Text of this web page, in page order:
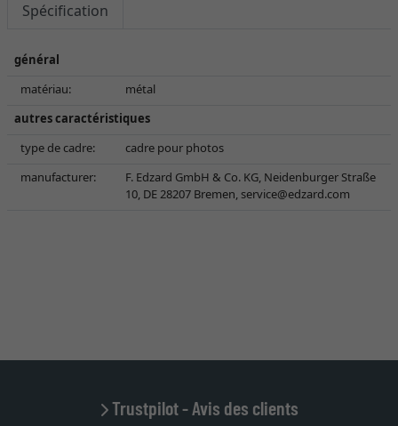
Spécification
général
matériau:
métal
autres caractéristiques
type de cadre:
cadre pour photos
manufacturer:
F. Edzard GmbH & Co. KG, Neidenburger Straße
10, DE 28207 Bremen,service@edzard.com
Trustpilot - Avis des clients